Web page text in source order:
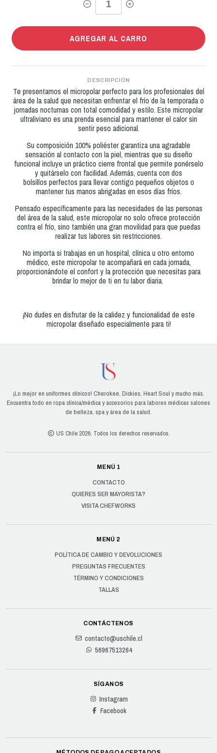
AGREGAR AL CARRO
DESCRIPCIÓN
Te presentamos el micropolar perfecto para los profesionales del
área de la salud que necesitan enfrentar el frío de la temporada o
jornadas nocturnas con total comodidad y estilo. Este micropolar
ultraliviano es una prenda esencial para mantener el calor sin
sentir peso adicional.
Su composición 100% poliéster garantiza una agradable
sensación al contacto con la piel, mientras que su diseño
funcional incluye un práctico cierre frontal que permite ponérselo
y quitárselo con facilidad. Además, cuenta con dos
bolsillos perfectos para llevar contigo pequeños objetos o
mantener tus manos abrigadas en esos días fríos.
Pensado específicamente para las necesidades de las personas
del área de la salud, este micropolar no solo ofrece protección
contra el frío, sino también una gran movilidad para que puedas
realizar tus labores sin restricciones.
No importa si trabajas en un hospital, clínica u otro entorno
médico, este micropolar te acompañará en cada jornada,
proporcionándote el confort y la protección que necesitas para
brindar lo mejor de ti en tu labor diaria.
¡No dudes en disfrutar de la calidez y funcionalidad de este
micropolar diseñado especialmente para ti!
¡Lo mejor en uniformes clínicos! Cherokee, Dickies, Heart Soul y mucho más.
Encuentra todo en ropa clínica/médica y accesorios para labores médicas salones
de belleza, spa y área de la salud.
US Chile 2026. Todos los derechos reservados.
MENÚ 1
CONTACTO
QUIERES SER MAYORISTA?
VISITA CHEFWORKS
MENÚ 2
POLÍTICA DE CAMBIO Y DEVOLUCIONES
PREGUNTAS FRECUENTES
TÉRMINO Y CONDICIONES
TALLAS
CONTÁCTENOS
contacto@uschile.cl
56967513264
SÍGANOS
Instagram
Facebook